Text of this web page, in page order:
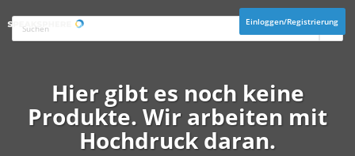
Einloggen/Registrierung
Hier gibt es noch keine
Produkte. Wir arbeiten mit
Hochdruck daran.